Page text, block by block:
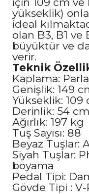
yükseklik)
ideal
olan B3, B1 ve
büyüktür ve
verir.
Teknik
Kaplama:
Genişlik: 149
Yükseklik: 109
Derinlik: 54 cm
Ağırlık: 197 kg
Tuş Sayısı: 88
Beyaz Tuşlar:
Siyah Tuşlar:
boyama
Pedal Tipi:
Gövde Tipi :